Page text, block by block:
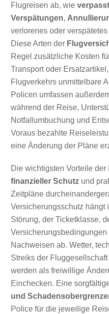
Flugreisen ab, wie
Verspätungen,
verlorenes oder
Diese Arten der
Regel zusätzliche Kosten
Transport oder
Flugverkehrs unmittelbare
Policen umfassen
während der Reise,
Notfallumbuchung und
Voraus bezahlte
eine Änderung der Pläne
Die wichtigsten Vorteile
finanzieller Schutz und
Zeitpläne
Versicherungsschutz hängt
Störung, der Ticketklasse,
Nachweisen ab. Wetter,
Streiks der
werden als freiwillige
Einchecken. Eine
und
Police für die jeweilige